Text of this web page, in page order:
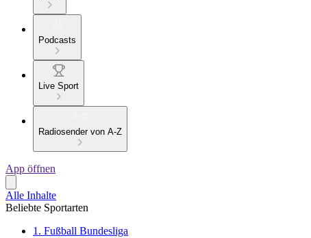
Podcasts
Live Sport
Radiosender von A-Z
App öffnen
Alle Inhalte
Beliebte Sportarten
1. Fußball Bundesliga